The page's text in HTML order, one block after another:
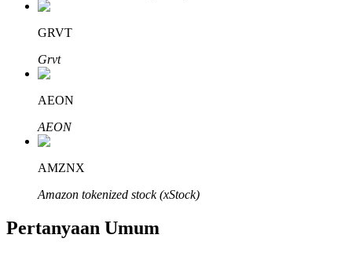
Afiliasi Bitrue
Hingga 65% Komisi!
GRVT
Grvt
AEON
AEON
AMZNX
Amazon tokenized stock (xStock)
Pertanyaan Umum